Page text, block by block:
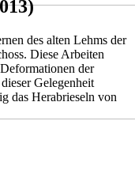
des alten Lehms der
Diese Arbeiten
der
Gelegenheit
das Herabrieseln von